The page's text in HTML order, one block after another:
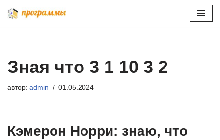
Зная что 3 1 10 3 2
автор: admin 01.05.2024
Кэмерон Норри: знаю, что